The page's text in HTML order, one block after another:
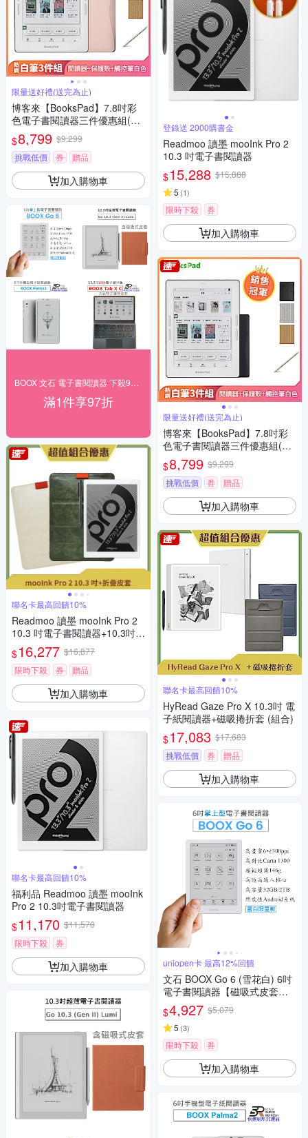
限量送好禮(送完為止)
博客來【BooksPad】7.8吋彩
色電子書閱讀器三件優惠組(粉
色主機+白筆+殼)
$8,799 $9,299
挑戰低價
券 贈品
加入購物車
滿1件享97折
聯名卡最高回饋10%
Readmoo 讀墨 mooInk Pro 2
10.3 吋電子書閱讀器+10.3吋折
疊皮套 (組合)
$16,277 $16,877
限時下殺
券 贈品
加入購物車
聯名卡最高回饋10%
福利品 Readmoo 讀墨 mooInk
Pro 2 10.3吋電子書閱讀器
$11,170 $11,570
限時下殺
券
加入購物車
登錄送 2000購書金
Readmoo 讀墨 mooInk Pro 2
10.3 吋電子書閱讀器
$15,288 $15,888
5 (1)
限時下殺 券
加入購物車
限量送好禮(送完為止)
博客來【BooksPad】7.8吋彩
色電子書閱讀器三件優惠組(黑
色主機+白筆+殼)
$8,799 $9,299
挑戰低價
券 贈品
加入購物車
聯名卡最高回饋10%
HyRead Gaze Pro X 10.3吋 電
子紙閱讀器+磁吸捲折套 (組合)
$17,083 $17,683
挑戰低價
券 贈品
加入購物車
uniopen卡 最高12%回饋
文石 BOOX Go 6 (雪花白) 6吋
電子書閱讀器【磁吸式皮套
組】
$4,927 $5,079
5 (3)
限時下殺 券
加入購物車